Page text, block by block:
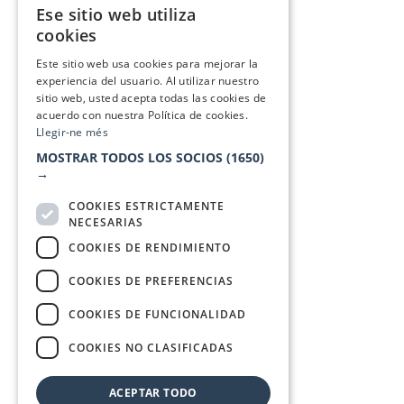
Ese sitio web utiliza
cookies
Este sitio web usa cookies para mejorar la
experiencia del usuario. Al utilizar nuestro
sitio web, usted acepta todas las cookies de
acuerdo con nuestra Política de cookies.
Llegir-ne més
MOSTRAR TODOS LOS SOCIOS (1650)
→
COOKIES ESTRICTAMENTE
NECESARIAS
COOKIES DE RENDIMIENTO
COOKIES DE PREFERENCIAS
COOKIES DE FUNCIONALIDAD
COOKIES NO CLASIFICADAS
ACEPTAR TODO